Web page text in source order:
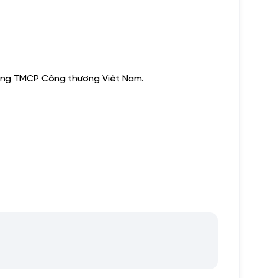
TMCP Công thương Việt Nam.